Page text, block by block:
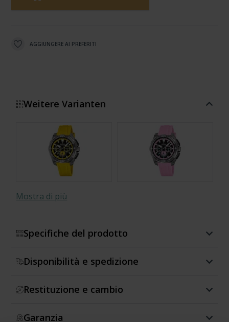
AGGIUNGERE AI PREFERITI
Weitere Varianten
Special Edition
Mostra di più
Specifiche del prodotto
Disponibilità e spedizione
Restituzione e cambio
Garanzia